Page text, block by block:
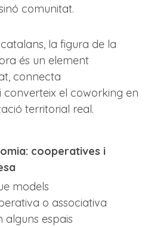
comunitat.
la figura de la
és un element
connecta
converteix el coworking en
territorial real.
cooperatives i
models
o associativa
alguns espais